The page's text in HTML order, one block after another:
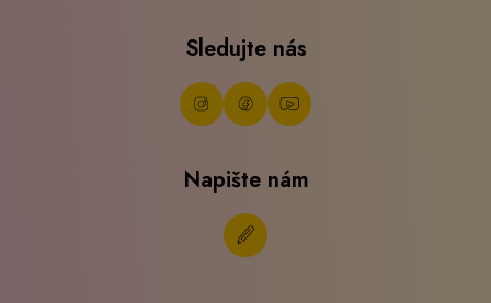
Sledujte nás
Napište nám